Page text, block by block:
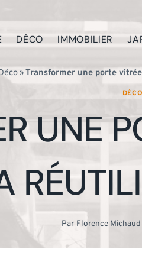
DÉCO IMMOBILIER
»Transformer une porte
DÉCO
UNE
Par Florence Michaud